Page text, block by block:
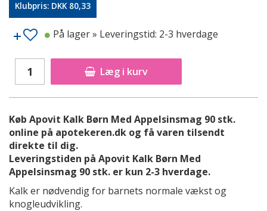
Klubpris: DKK 80,33
Læg i kurv
På lager» Leveringstid: 2-3 hverdage
Køb Apovit Kalk Børn Med Appelsinsmag 90 stk.
online på apotekeren.dk og få varen tilsendt
direkte til dig.
Leveringstiden på Apovit Kalk Børn Med
Appelsinsmag 90 stk. er kun 2-3 hverdage.
Kalk er nødvendig for barnets normale vækst og
knogleudvikling.